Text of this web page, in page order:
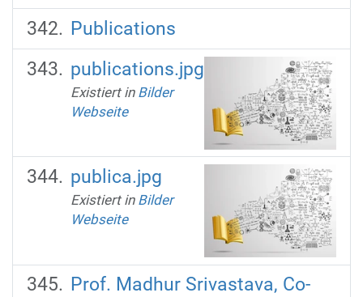
Publications
publications.jpg
Existiert in Bilder
Webseite
publica.jpg
Existiert in Bilder
Webseite
Prof. Madhur Srivastava, Co-